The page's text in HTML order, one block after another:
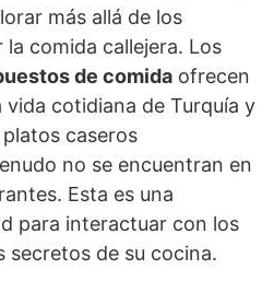
más allá de los
comida callejera. Los
de comida ofrecen
vida cotidiana de Turquía y
caseros
no se encuentran en
Esta es una
para interactuar con los
secretos de su cocina.